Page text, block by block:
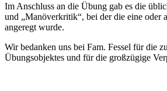
Im Anschluss an die Übung gab es die
und „Manöverkritik“, bei der die eine oder
angeregt wurde.
Wir bedanken uns bei Fam. Fessel für die
Übungsobjektes und für die großzügige